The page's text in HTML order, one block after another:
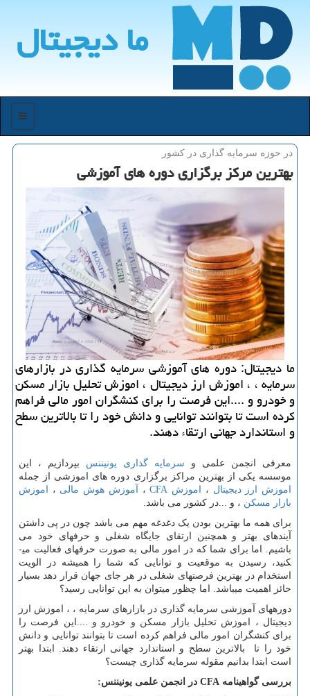
ما دیجیتال
منو
در حوزه سرمایه گذاری در كشور
بهترین مركز برگزاری دوره های آموزشی
ما دیجیتال: دوره های آموزشی سرمایه گذاری در بازارهای
سرمایه ، ، اموزش ارز دیجیتال ، اموزش تحلیل بازار مسكن
و خودرو و ....این فرصت را برای كنشگران امور مالی فراهم
كرده است تا بتوانند توانایی و دانش خود را تا بالاترین سطح
و استاندارد جهانی ارتقاء دهند.
معرفی انجمن علمی و سرمایه گذاری یونیننس بپردازیم ، این
موسسه یکی از بهترین مراکز برگزاری دوره های اموزشی از جمله
اموزش ارز دیجیتال ، اموزش CFA ، آموزش هوش مالی ،
اموزش
بازار مسکن ، و ...در کشور می باشد.
برای همه ما بهترین بودن یک دغدغه مهم می باشد چون در پی داشتن
آینده­ای بهتر و همچنین ارتقای جایگاه شغلی و حرفه­ای خود می
باشیم. اما برای شما که در امور مالی به صورت حرفه­ای فعالیت می­
کنید، رسیدن به موقعیت و توانایی که شما را همیشه در الویت
استخدام در بهترین فرصت­های شغلی در هر جای جهان قرار دهد بسیار
حائز اهمیت می­باشد. اما چظور می­توان به این توانایی رسید؟
دوره­های آموزشی سرمایه گذاری در بازارهای سرمایه ، ، اموزش ارز
دیجیتال ، اموزش تحلیل بازار مسکن و خودرو و ....این فرصت را
برای کنشگران امور مالی فراهم کرده است تا بتوانند توانایی و دانش
خود را تا بالاترین سطح و استاندارد جهانی ارتقاء دهند. ابتدا بهتر
است ابتدا بدانیم مقوله سرمایه گذاری چیست؟
بررسی گواهینامه CFA در انجمن علمی یونیننس: